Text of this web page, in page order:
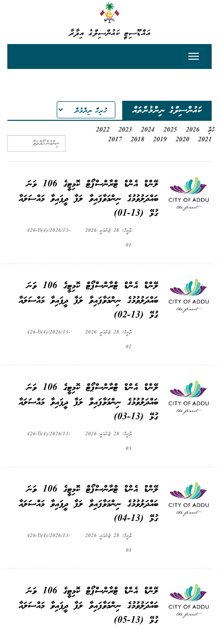
އައްޑޫސިޓީ ކައުންސިލްގެ އިދާރާ
ކައުންސިލްގެ ނިންމުންތައް
ހުރިހާ 2026
2025
2024
2023
2022
2021
2020
2019
2018
2017
ލޭންޑް އެންޑް ޓްރާންސްޕޯޓް ކޮމިޓީގެ 106 ވަނަ
ބައްދަލުވުމުގެ ނިންމަވާފައިވާ ލަފާ ދީފައިވާ މައްސަލައާ
ގުޅޭ (13-01)
ތާރީޚް: 28 ޖެނުއަރީ 2026
426-B(4)/2026/13-
01
ލޭންޑް އެންޑް ޓްރާންސްޕޯޓް ކޮމިޓީގެ 106 ވަނަ
ބައްދަލުވުމުގެ ނިންމަވާފައިވާ ލަފާ ދީފައިވާ މައްސަލައާ
ގުޅޭ (13-02)
ތާރީޚް: 28 ޖެނުއަރީ 2026
426-B(4)/2026/13-
02
ލޭންޑް އެންޑް ޓްރާންސްޕޯޓް ކޮމިޓީގެ 106 ވަނަ
ބައްދަލުވުމުގެ ނިންމަވާފައިވާ ލަފާ ދީފައިވާ މައްސަލައާ
ގުޅޭ (13-03)
ތާރީޚް: 28 ޖެނުއަރީ 2026
426-B(4)/2026/13-
03
ލޭންޑް އެންޑް ޓްރާންސްޕޯޓް ކޮމިޓީގެ 106 ވަނަ
ބައްދަލުވުމުގެ ނިންމަވާފައިވާ ލަފާ ދީފައިވާ މައްސަލައާ
ގުޅޭ (13-04)
ތާރީޚް: 28 ޖެނުއަރީ 2026
426-B(4)/2026/13-
04
ލޭންޑް އެންޑް ޓްރާންސްޕޯޓް ކޮމިޓީގެ 106 ވަނަ
ބައްދަލުވުމުގެ ނިންމަވާފައިވާ ލަފާ ދީފައިވާ މައްސަލައާ
ގުޅޭ (13-05)